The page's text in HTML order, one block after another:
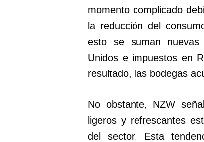
momento complicado
la reducción del
esto se suman nuevas
Unidos e impuestos en
resultado, las bodegas
No obstante, NZW
ligeros y refrescantes
del sector. Esta